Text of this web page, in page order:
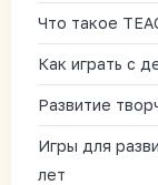
Что такое
Как играть с
Развитие
Игры для
лет